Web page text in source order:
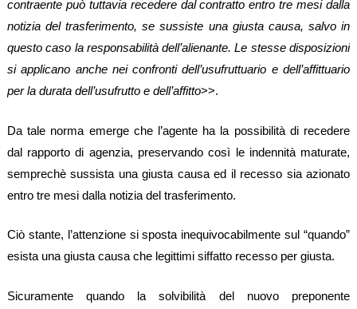
contraente può tuttavia recedere dal contratto entro tre mesi dalla
notizia del trasferimento, se sussiste una giusta causa, salvo in
questo caso la responsabilità dell’alienante. Le stesse disposizioni
si applicano anche nei confronti dell’usufruttuario e dell’affittuario
per la durata dell’usufrutto e dell’affitto>>.
Da tale norma emerge che l’agente ha la possibilità di recedere
dal rapporto di agenzia, preservando così le indennità maturate,
semprechè sussista una giusta causa ed il recesso sia azionato
entro tre mesi dalla notizia del trasferimento.
Ciò stante, l’attenzione si sposta inequivocabilmente sul “quando”
esista una giusta causa che legittimi siffatto recesso per giusta.
Sicuramente quando la solvibilità del nuovo preponente